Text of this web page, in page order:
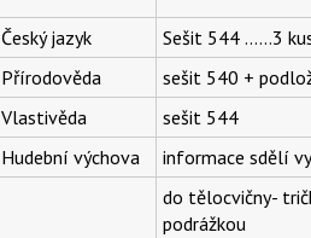
Český jazyk
Sešit 544 ……3
Přírodověda
sešit 540 +
Vlastivěda
sešit 544
Hudební výchova
informace sdělí
do tělocvičny-
podrážkou